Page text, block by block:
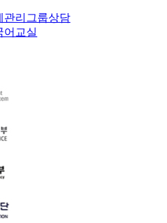
관리그룹상담
어교실